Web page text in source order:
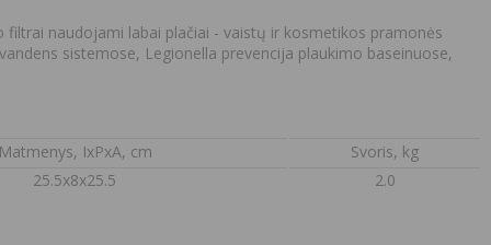
filtrai naudojami labai plačiai - vaistų ir kosmetikos pramonės
sistemose, Legionella prevencija plaukimo baseinuose,
Matmenys, IxPxA, cm
Svoris, kg
25.5x8x25.5 2.0